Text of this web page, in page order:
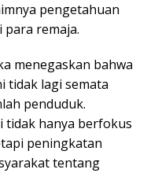
pengetahuan
para remaja.
menegaskan bahwa
tidak lagi semata
penduduk.
tidak hanya berfokus
peningkatan
tentang